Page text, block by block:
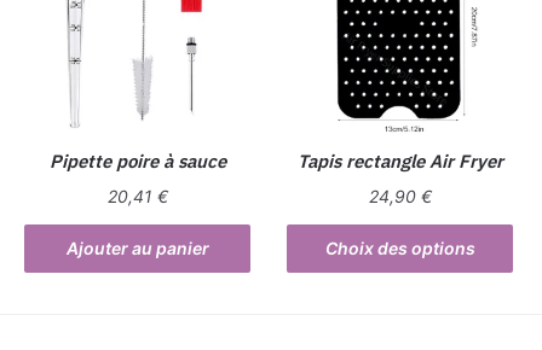
options
peuvent
être
choisies
la
page
produit
options
peuvent
être
choisies
sur
la
page
produit
Pipette poire à sauce
20,41 €
Ajouter au panier
Tapis rectangle Air Fryer
24,90 €
Choix des options
Ce
produit